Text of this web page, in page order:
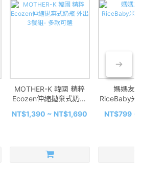
MOTHER-K 韓國 精粹
Ecozen伸縮拋棄式奶瓶
NT$1,390 ~ NT$1,690
媽媽友
RiceBaby米
NT$799 ~